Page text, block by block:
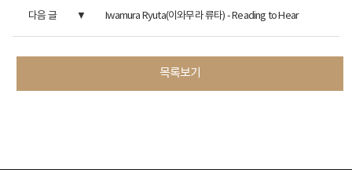
다음 글 Iwamura Ryuta(이와무라 류타) - Reading to Hear
목록보기